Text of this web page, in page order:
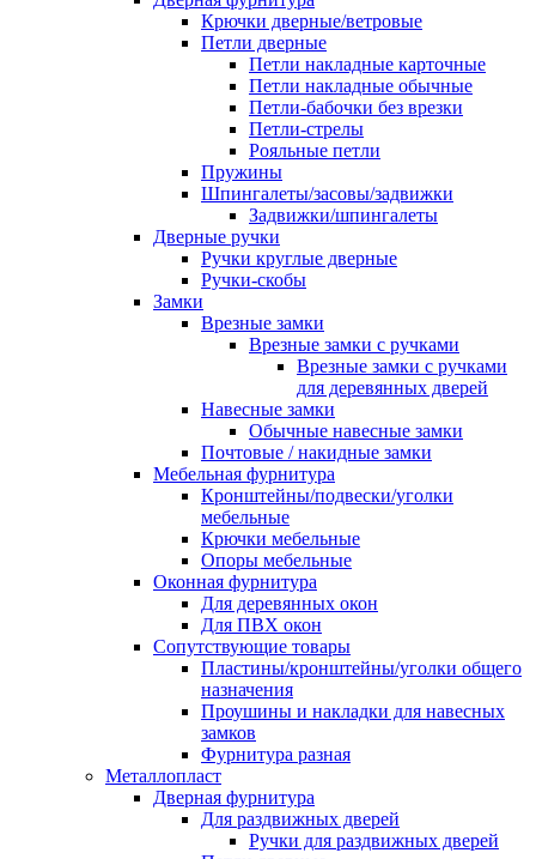
Крючки дверные/ветровые
Петли дверные
Петли накладные карточные
Петли накладные обычные
Петли-бабочки без врезки
Петли-стрелы
Рояльные петли
Пружины
Шпингалеты/засовы/задвижки
Задвижки/шпингалеты
Дверные ручки
Ручки круглые дверные
Ручки-скобы
Замки
Врезные замки
Врезные замки с ручками
Врезные замки с ручками
для деревянных дверей
Навесные замки
Обычные навесные замки
Почтовые / накидные замки
Мебельная фурнитура
Кронштейны/подвески/уголки
мебельные
Крючки мебельные
Опоры мебельные
Оконная фурнитура
Для деревянных окон
Для ПВХ окон
Сопутствующие товары
Пластины/кронштейны/уголки общего
назначения
Проушины и накладки для навесных
замков
Фурнитура разная
Металлопласт
Дверная фурнитура
Для раздвижных дверей
Ручки для раздвижных дверей